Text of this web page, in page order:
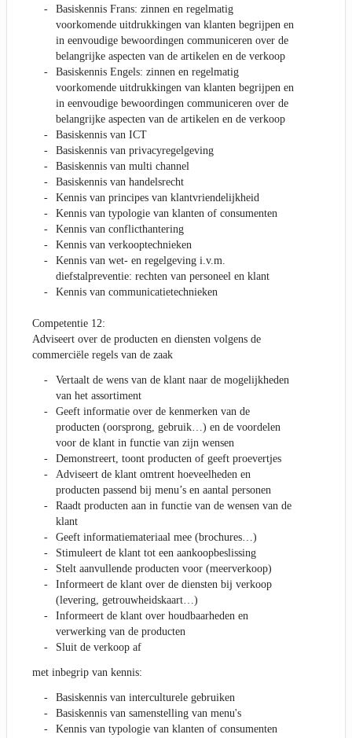
Basiskennis Frans: zinnen en regelmatig
voorkomende uitdrukkingen van klanten begrijpen en
in eenvoudige bewoordingen communiceren over de
belangrijke aspecten van de artikelen en de verkoop
Basiskennis Engels: zinnen en regelmatig
voorkomende uitdrukkingen van klanten begrijpen en
in eenvoudige bewoordingen communiceren over de
belangrijke aspecten van de artikelen en de verkoop
Basiskennis van ICT
Basiskennis van privacyregelgeving
Basiskennis van multi channel
Basiskennis van handelsrecht
Kennis van principes van klantvriendelijkheid
Kennis van typologie van klanten of consumenten
Kennis van conflicthantering
Kennis van verkooptechnieken
Kennis van wet- en regelgeving i.v.m.
diefstalpreventie: rechten van personeel en klant
Kennis van communicatietechnieken
Competentie 12:
Adviseert over de producten en diensten volgens de
commerciële regels van de zaak
Vertaalt de wens van de klant naar de mogelijkheden
van het assortiment
Geeft informatie over de kenmerken van de
producten (oorsprong, gebruik…) en de voordelen
voor de klant in functie van zijn wensen
Demonstreert, toont producten of geeft proevertjes
Adviseert de klant omtrent hoeveelheden en
producten passend bij menu’s en aantal personen
Raadt producten aan in functie van de wensen van de
klant
Geeft informatiemateriaal mee (brochures…)
Stimuleert de klant tot een aankoopbeslissing
Stelt aanvullende producten voor (meerverkoop)
Informeert de klant over de diensten bij verkoop
(levering, getrouwheidskaart…)
Informeert de klant over houdbaarheden en
verwerking van de producten
Sluit de verkoop af
met inbegrip van kennis:
Basiskennis van interculturele gebruiken
Basiskennis van samenstelling van menu's
Kennis van typologie van klanten of consumenten